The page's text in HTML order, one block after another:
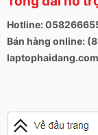
Hotline:
Bán hàng online: